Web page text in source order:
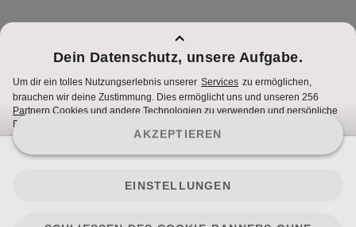
"Training Day" und "Getaway"
Dienstag, 24. April 2018, ab 20.15 Uhr bei ATV2